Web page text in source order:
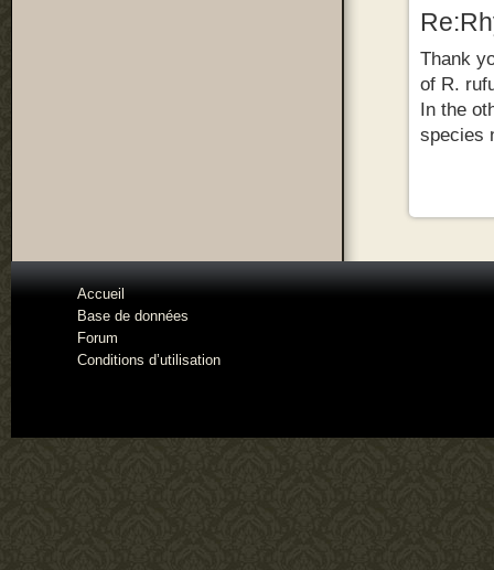
Thank
of R.
In the
species
Accueil
Base de données
Forum
Conditions d’utilisation